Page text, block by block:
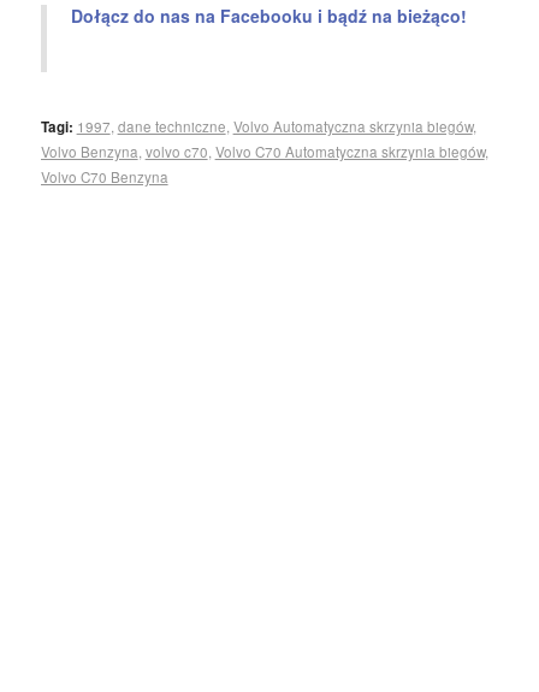
Dołącz do nas na Facebooku i bądź na bieżąco!
Tagi: 1997 dane techniczne Volvo Automatyczna skrzynia biegów,
Volvo Benzyna volvo c70 Volvo C70 Automatyczna skrzynia biegów,
Volvo C70 Benzyna